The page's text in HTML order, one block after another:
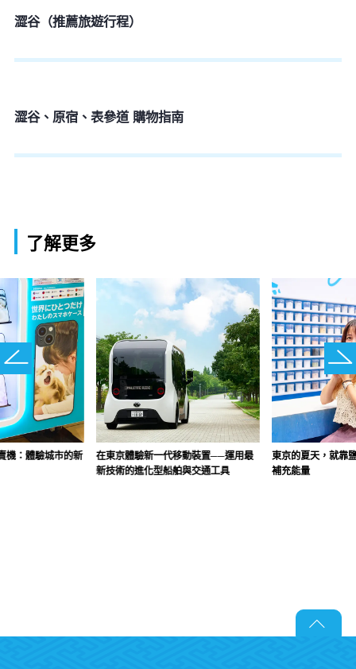
澀谷（推薦旅遊行程）
澀谷、原宿、表參道 購物指南
了解更多
機：體驗城市的新
在東京體驗新一代移動裝置──運用最
新技術的進化型船舶與交通工具
東京的夏天，就靠
補充能量